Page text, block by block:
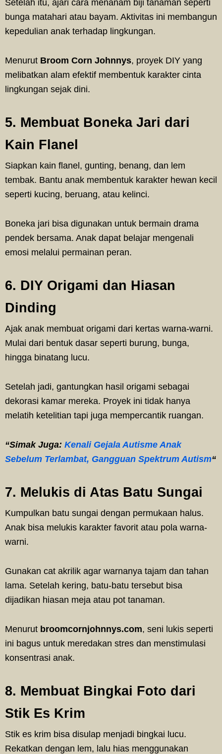
Setelah itu, ajari cara menanam biji tanaman seperti
bunga matahari atau bayam. Aktivitas ini membangun
kepedulian anak terhadap lingkungan.
Menurut Broom Corn Johnnys, proyek DIY yang
melibatkan alam efektif membentuk karakter cinta
lingkungan sejak dini.
5. Membuat Boneka Jari dari
Kain Flanel
Siapkan kain flanel, gunting, benang, dan lem
tembak. Bantu anak membentuk karakter hewan kecil
seperti kucing, beruang, atau kelinci.
Boneka jari bisa digunakan untuk bermain drama
pendek bersama. Anak dapat belajar mengenali
emosi melalui permainan peran.
6. DIY Origami dan Hiasan
Dinding
Ajak anak membuat origami dari kertas warna-warni.
Mulai dari bentuk dasar seperti burung, bunga,
hingga binatang lucu.
Setelah jadi, gantungkan hasil origami sebagai
dekorasi kamar mereka. Proyek ini tidak hanya
melatih ketelitian tapi juga mempercantik ruangan.
“Simak Juga: Kenali Gejala Autisme Anak
Sebelum Terlambat, Gangguan Spektrum Autism“
7. Melukis di Atas Batu Sungai
Kumpulkan batu sungai dengan permukaan halus.
Anak bisa melukis karakter favorit atau pola warna-
warni.
Gunakan cat akrilik agar warnanya tajam dan tahan
lama. Setelah kering, batu-batu tersebut bisa
dijadikan hiasan meja atau pot tanaman.
Menurut broomcornjohnnys.com, seni lukis seperti
ini bagus untuk meredakan stres dan menstimulasi
konsentrasi anak.
8. Membuat Bingkai Foto dari
Stik Es Krim
Stik es krim bisa disulap menjadi bingkai lucu.
Rekatkan dengan lem, lalu hias menggunakan